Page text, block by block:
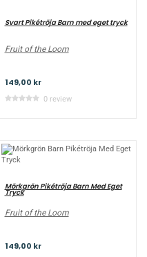
Svart Pikétröja Barn med eget tryck
Fruit of the Loom
149,00 kr
0 review
Mörkgrön Pikétröja Barn Med Eget
Tryck
Fruit of the Loom
149,00 kr